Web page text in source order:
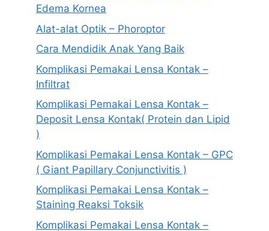
Edema Kornea
Alat-alat Optik – Phoroptor
Cara Mendidik Anak Yang Baik
Komplikasi Pemakai Lensa Kontak –
Infiltrat
Komplikasi Pemakai Lensa Kontak –
Deposit Lensa Kontak( Protein dan Lipid
)
Komplikasi Pemakai Lensa Kontak – GPC
( Giant Papillary Conjunctivitis )
Komplikasi Pemakai Lensa Kontak –
Staining Reaksi Toksik
Komplikasi Pemakai Lensa Kontak –